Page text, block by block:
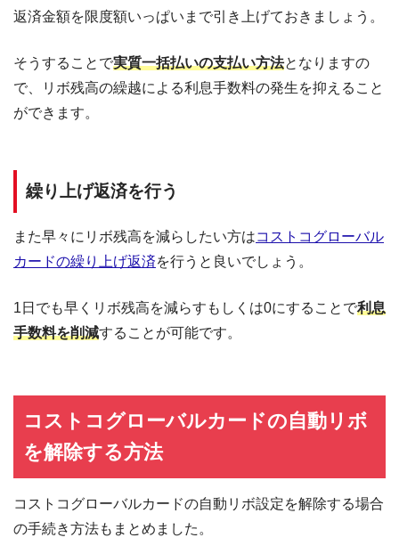
返済金額を限度額いっぱいまで引き上げておきましょう。
そうすることで実質一括払いの支払い方法となりますの
で、リボ残高の繰越による利息手数料の発生を抑えること
ができます。
繰り上げ返済を行う
また早々にリボ残高を減らしたい方はコストコグローバル
カードの繰り上げ返済を行うと良いでしょう。
1日でも早くリボ残高を減らすもしくは0にすることで利息
手数料を削減することが可能です。
コストコグローバルカードの自動リボ
を解除する方法
コストコグローバルカードの自動リボ設定を解除する場合
の手続き方法もまとめました。